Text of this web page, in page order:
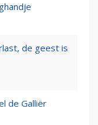
de geest is
de Galliër